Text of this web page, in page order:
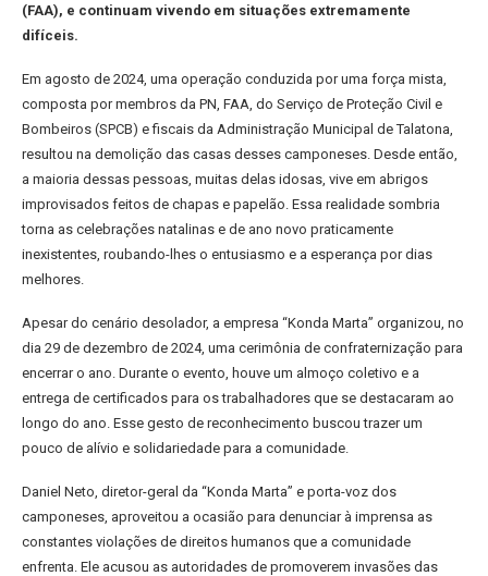
(FAA), e continuam vivendo em situações extremamente
difíceis.
Em agosto de 2024, uma operação conduzida por uma força mista,
composta por membros da PN, FAA, do Serviço de Proteção Civil e
Bombeiros (SPCB) e fiscais da Administração Municipal de Talatona,
resultou na demolição das casas desses camponeses. Desde então,
a maioria dessas pessoas, muitas delas idosas, vive em abrigos
improvisados feitos de chapas e papelão. Essa realidade sombria
torna as celebrações natalinas e de ano novo praticamente
inexistentes, roubando-lhes o entusiasmo e a esperança por dias
melhores.
Apesar do cenário desolador, a empresa “Konda Marta” organizou, no
dia 29 de dezembro de 2024, uma cerimônia de confraternização para
encerrar o ano. Durante o evento, houve um almoço coletivo e a
entrega de certificados para os trabalhadores que se destacaram ao
longo do ano. Esse gesto de reconhecimento buscou trazer um
pouco de alívio e solidariedade para a comunidade.
Daniel Neto, diretor-geral da “Konda Marta” e porta-voz dos
camponeses, aproveitou a ocasião para denunciar à imprensa as
constantes violações de direitos humanos que a comunidade
enfrenta. Ele acusou as autoridades de promoverem invasões das